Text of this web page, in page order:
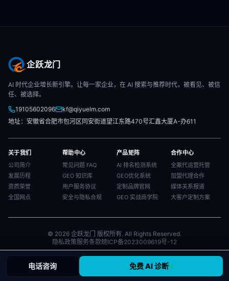
企跃龙门
AI 时代企业增长新引擎。让每一家企业，在 AI 搜索与推荐时代，被看见、被信
任、被选择。
19105602096
kf@qiyuelm.com
地址：安徽省合肥市包河区同安街道望江东路470号汇鑫大厦A-办611
关于我们
公司简介
发展历程
资质荣誉
全国网点
帮助中心
常见问题 FAQ
GEO 知识库
用户服务协议
安全与隐私合规
产品矩阵
AI 排名检测系统
GEO优化系统
定制品牌官网
GEO 实战商学院
合作中心
全案代运营托管
加盟代理合作
媒体关系报道
大客户定制方案
© 2026 企跃龙门 版权所有. All Rights Reserved.
隐私政策服务条款皖ICP备2023009619号-12
电话咨询 免费 AI 诊断